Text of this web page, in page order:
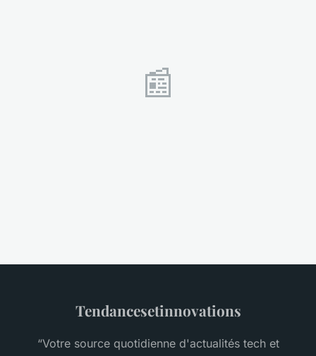
📰
Tendancesetinnovations
“Votre source quotidienne d'actualités tech et